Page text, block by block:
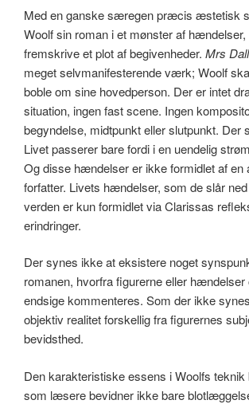
Med en ganske særegen præcis æstetisk
Woolf sin roman i et mønster af
fremskrive et plot af begivenheder. Mrs
meget selvmanifesterende værk; Woolf
boble om sine hovedperson. Der er intet
situation, ingen fast scene. Ingen
begyndelse, midtpunkt eller slutpunkt. Der
Livet passerer bare fordi i en uendelig
Og disse hændelser er ikke formidlet af en
forfatter. Livets hændelser, som de slår
verden er kun formidlet via Clarissas
erindringer.
Der synes ikke at eksistere noget
romanen, hvorfra figurerne eller hændelser
endsige kommenteres. Som der ikke
objektiv realitet forskellig fra figurernes
bevidsthed.
Den karakteristiske essens i Woolfs teknik
som læsere bevidner ikke bare